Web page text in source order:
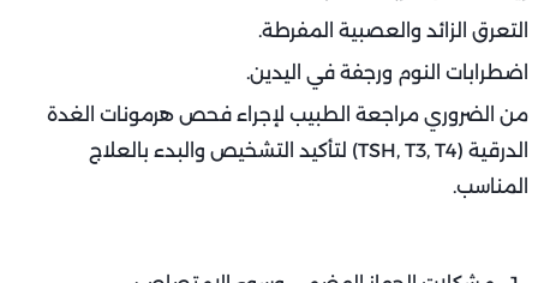
الحقيقي قد يؤدي إلى تفاقم المشكلة.
أسباب طبية خلف النحافة المفرطة
اضطرابات الغدة الدرقية:
الدرقية، وهي حالة يقوم فيها الجسم بإنتاج كميات زائدة من